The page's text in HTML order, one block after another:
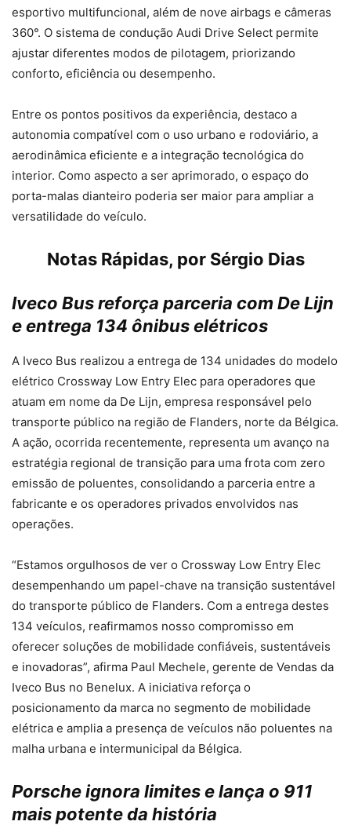
esportivo multifuncional, além de nove airbags e câmeras
360°. O sistema de condução Audi Drive Select permite
ajustar diferentes modos de pilotagem, priorizando
conforto, eficiência ou desempenho.
Entre os pontos positivos da experiência, destaco a
autonomia compatível com o uso urbano e rodoviário, a
aerodinâmica eficiente e a integração tecnológica do
interior. Como aspecto a ser aprimorado, o espaço do
porta-malas dianteiro poderia ser maior para ampliar a
versatilidade do veículo.
Notas Rápidas, por Sérgio Dias
Iveco Bus reforça parceria com De Lijn
e entrega 134 ônibus elétricos
A Iveco Bus realizou a entrega de 134 unidades do modelo
elétrico Crossway Low Entry Elec para operadores que
atuam em nome da De Lijn, empresa responsável pelo
transporte público na região de Flanders, norte da Bélgica.
A ação, ocorrida recentemente, representa um avanço na
estratégia regional de transição para uma frota com zero
emissão de poluentes, consolidando a parceria entre a
fabricante e os operadores privados envolvidos nas
operações.
“Estamos orgulhosos de ver o Crossway Low Entry Elec
desempenhando um papel-chave na transição sustentável
do transporte público de Flanders. Com a entrega destes
134 veículos, reafirmamos nosso compromisso em
oferecer soluções de mobilidade confiáveis, sustentáveis
e inovadoras”, afirma Paul Mechele, gerente de Vendas da
Iveco Bus no Benelux. A iniciativa reforça o
posicionamento da marca no segmento de mobilidade
elétrica e amplia a presença de veículos não poluentes na
malha urbana e intermunicipal da Bélgica.
Porsche ignora limites e lança o 911
mais potente da história